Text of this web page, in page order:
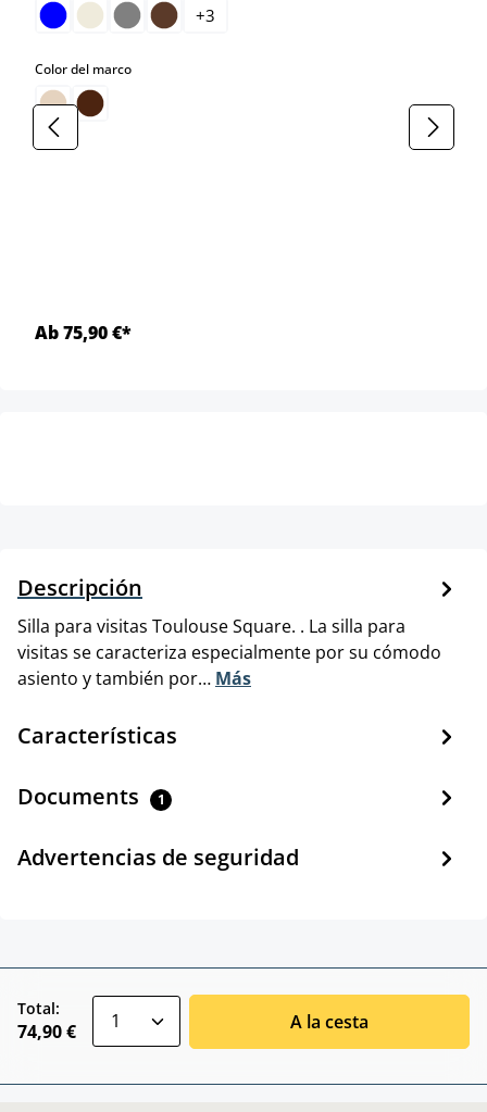
+3
Color del marcoselect
Ab 75,90 €*
Descripción
Silla para visitas Toulouse Square. . La silla para
visitas se caracteriza especialmente por su cómodo
asiento y también por… Más
Características
Documents 1
Advertencias de seguridad
Total:
74,90 € A la cesta